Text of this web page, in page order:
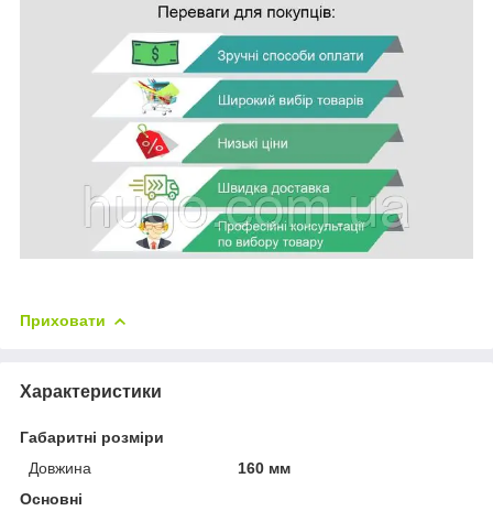
Приховати
Характеристики
Габаритні розміри
Довжина
160 мм
Основні